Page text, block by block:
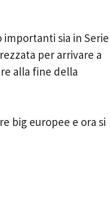
sia in Serie
per arrivare a
alla fine della
big europee e ora si